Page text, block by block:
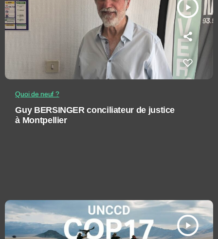
play_arrow
Quoi de neuf ?
Guy BERSINGER conciliateur de justice
à Montpellier
play_arrow